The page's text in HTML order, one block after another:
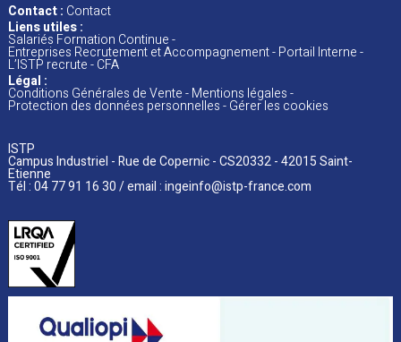
Contact : Contact
Liens utiles :
Salariés Formation Continue
Entreprises Recrutement et Accompagnement Portail Interne
L’ISTP recrute CFA
Légal :
Conditions Générales de Vente Mentions légales
Protection des données personnelles Gérer les cookies
ISTP
Campus Industriel - Rue de Copernic - CS20332 - 42015 Saint-
Etienne
Tél : 04 77 91 16 30 / email :ingeinfo@istp-france.com